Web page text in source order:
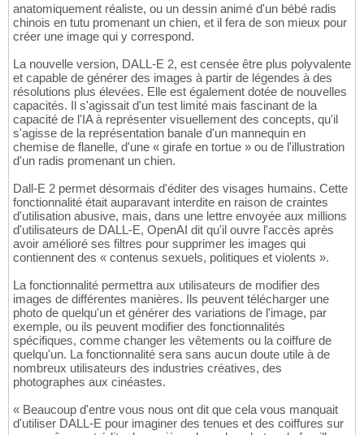
anatomiquement réaliste, ou un dessin animé d'un bébé radis
chinois en tutu promenant un chien, et il fera de son mieux pour
créer une image qui y correspond.
La nouvelle version, DALL-E 2, est censée être plus polyvalente
et capable de générer des images à partir de légendes à des
résolutions plus élevées. Elle est également dotée de nouvelles
capacités. Il s'agissait d'un test limité mais fascinant de la
capacité de l'IA à représenter visuellement des concepts, qu'il
s'agisse de la représentation banale d'un mannequin en
chemise de flanelle, d'une « girafe en tortue » ou de l'illustration
d'un radis promenant un chien.
Dall-E 2 permet désormais d'éditer des visages humains. Cette
fonctionnalité était auparavant interdite en raison de craintes
d'utilisation abusive, mais, dans une lettre envoyée aux millions
d'utilisateurs de DALL-E, OpenAI dit qu'il ouvre l'accès après
avoir amélioré ses filtres pour supprimer les images qui
contiennent des « contenus sexuels, politiques et violents ».
La fonctionnalité permettra aux utilisateurs de modifier des
images de différentes manières. Ils peuvent télécharger une
photo de quelqu'un et générer des variations de l'image, par
exemple, ou ils peuvent modifier des fonctionnalités
spécifiques, comme changer les vêtements ou la coiffure de
quelqu'un. La fonctionnalité sera sans aucun doute utile à de
nombreux utilisateurs des industries créatives, des
photographes aux cinéastes.
« Beaucoup d'entre vous nous ont dit que cela vous manquait
d'utiliser DALL-E pour imaginer des tenues et des coiffures sur